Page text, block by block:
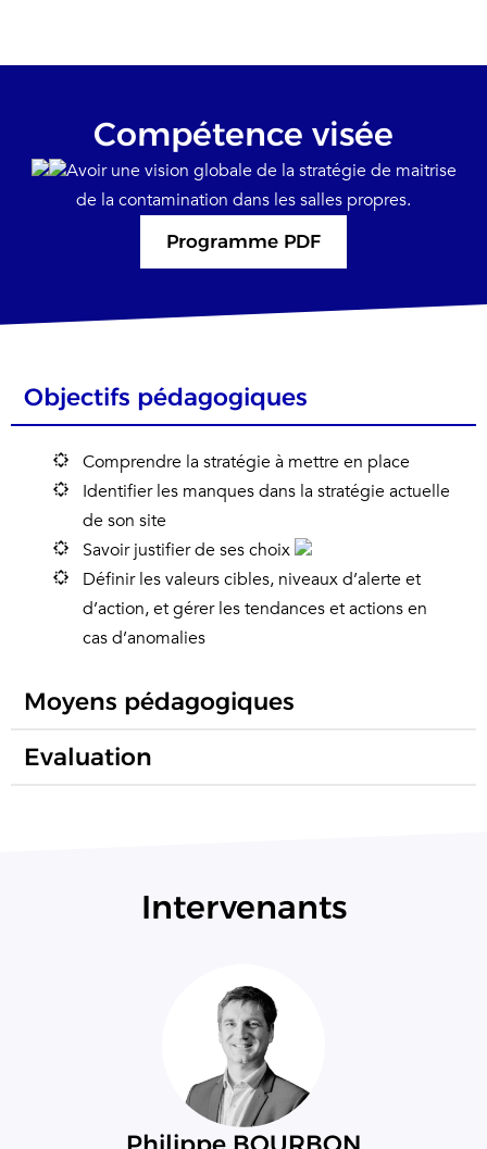
Compétence visée
Avoir une vision globale de la stratégie de maitrise
de la contamination dans les salles propres.
Programme PDF
Objectifs pédagogiques
Moyens pédagogiques
Evaluation
Comprendre la stratégie à mettre en place
Identifier les manques dans la stratégie actuelle
de son site
Savoir justifier de ses choix
Définir les valeurs cibles, niveaux d’alerte et
d’action, et gérer les tendances et actions en
cas d’anomalies
Intervenants